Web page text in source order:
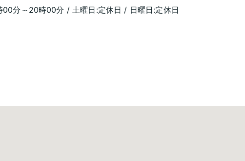
分～20時00分 / 土曜日:定休日 / 日曜日:定休日